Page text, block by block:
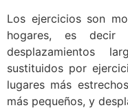
Los ejercicios son
hogares, es
desplazamientos
sustituidos por
lugares más
más pequeños, y